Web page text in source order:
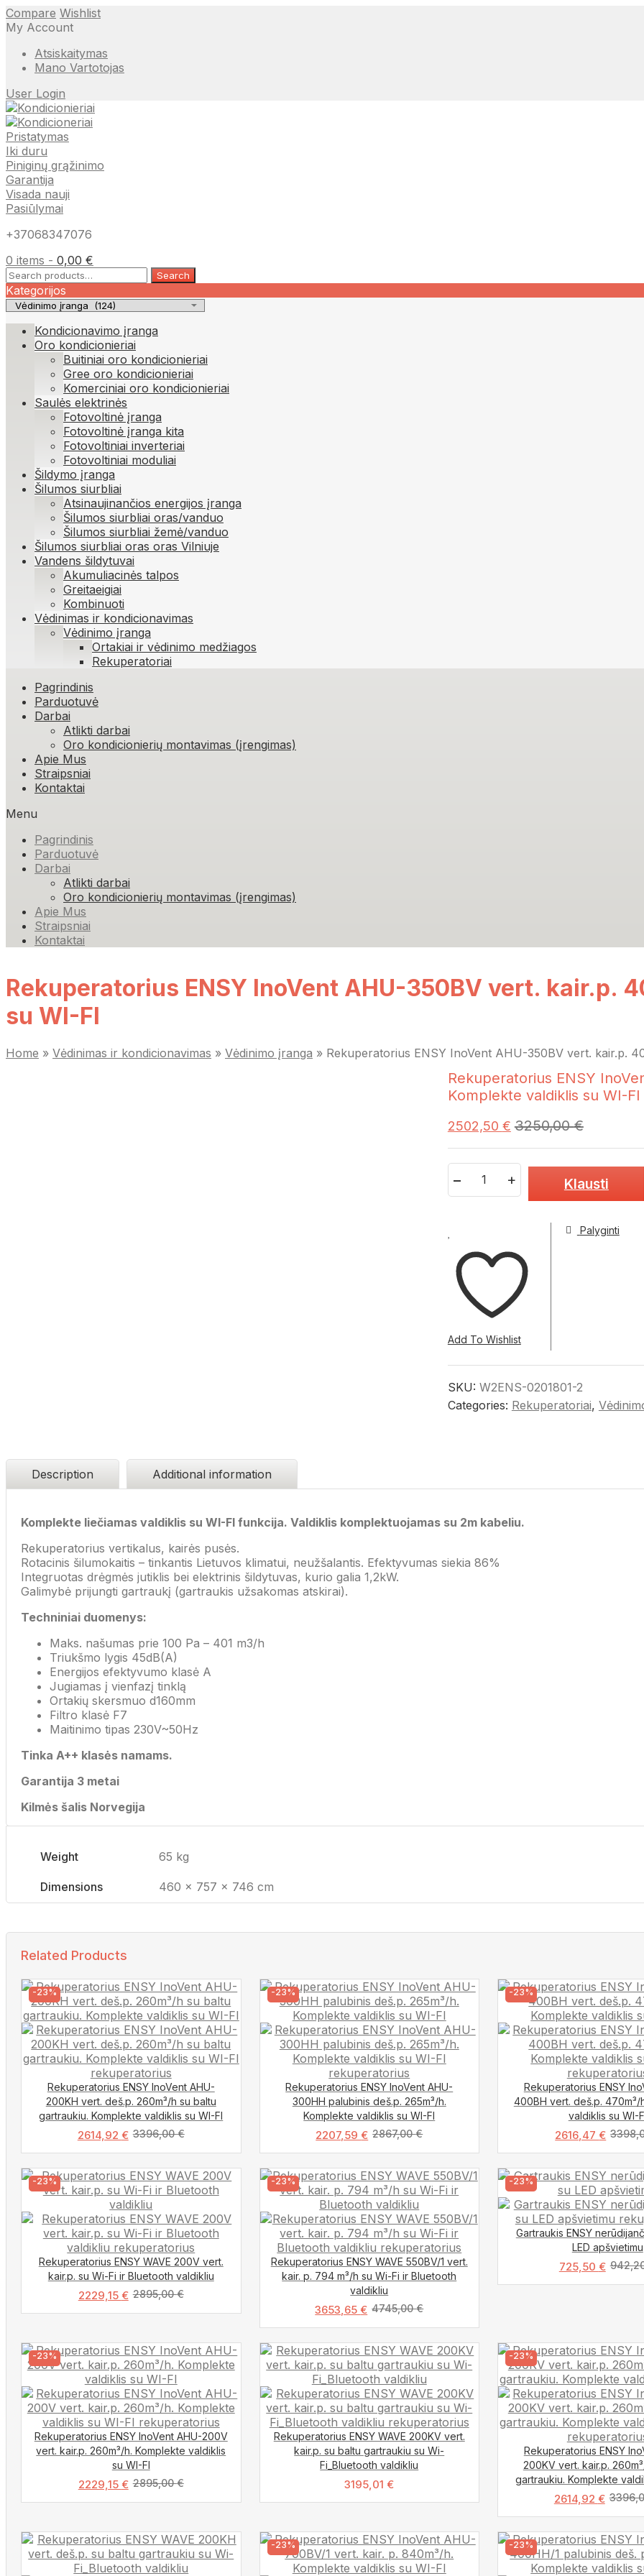
Compare Wishlist
My Account
Atsiskaitymas
Mano Vartotojas
User Login
Pristatymas
Iki duru
Piniginų grąžinimo
Garantija
Visada nauji
Pasiūlymai
+37068347076
0 items - 0,00 €
Search
for:
Search
Kategorijos
Kondicionavimo įranga
Oro kondicionieriai
Buitiniai oro kondicionieriai
Gree oro kondicionieriai
Komerciniai oro kondicionieriai
Saulės elektrinės
Fotovoltinė įranga
Fotovoltinė įranga kita
Fotovoltiniai inverteriai
Fotovoltiniai moduliai
Šildymo įranga
Šilumos siurbliai
Atsinaujinančios energijos įranga
Šilumos siurbliai oras/vanduo
Šilumos siurbliai žemė/vanduo
Šilumos siurbliai oras oras Vilniuje
Vandens šildytuvai
Akumuliacinės talpos
Greitaeigiai
Kombinuoti
Vėdinimas ir kondicionavimas
Vėdinimo įranga
Ortakiai ir vėdinimo medžiagos
Rekuperatoriai
Skip
content
Pagrindinis
Parduotuvė
Darbai
Atlikti darbai
Oro kondicionierių montavimas (įrengimas)
Apie Mus
Straipsniai
Kontaktai
Menu
Pagrindinis
Parduotuvė
Darbai
Atlikti darbai
Oro kondicionierių montavimas (įrengimas)
Apie Mus
Straipsniai
Kontaktai
Rekuperatorius ENSY InoVent AHU-350BV vert. kair.p.
su WI-FI
Home » Vėdinimas ir kondicionavimas » Vėdinimo įranga » Rekuperatorius ENSY InoVent AHU-350BV vert. kair.p.
Rekuperatorius ENSY
Komplekte valdiklis su WI-FI
2502,50 € 3250,00€
Klausti
Add To Wishlist
Palyginti
SKU: W2ENS-0201801-2
Categories: Rekuperatoriai,
Description Additional information
Komplekte liečiamas valdiklis su WI-FI funkcija. Valdiklis komplektuojamas su 2m kabeliu.
Rekuperatorius vertikalus, kairės pusės.
Rotacinis šilumokaitis – tinkantis Lietuvos klimatui, neužšalantis. Efektyvumas siekia 86%
Integruotas drėgmės jutiklis bei elektrinis šildytuvas, kurio galia 1,2kW.
Galimybė prijungti gartraukį (gartraukis užsakomas atskirai).
Techniniai duomenys:
Maks. našumas prie 100 Pa – 401 m3/h
Triukšmo lygis 45dB(A)
Energijos efektyvumo klasė A
Jugiamas į vienfazį tinklą
Ortakių skersmuo d160mm
Filtro klasė F7
Maitinimo tipas 230V~50Hz
Tinka A++ klasės namams.
Garantija 3 metai
Kilmės šalis Norvegija
Weight 65 kg
Dimensions 460 × 757 × 746 cm
Related Products
-23%
Rekuperatorius ENSY InoVent AHU-
200KH vert. deš.p. 260m³/h su baltu
gartraukiu. Komplekte valdiklis su WI-FI
2614,92 € 3396,00€
-23%
Rekuperatorius ENSY InoVent AHU-
300HH palubinis deš.p. 265m³/h.
Komplekte valdiklis su WI-FI
2207,59 € 2867,00€
-23%
Rekuperatorius ENSY
400BH vert. deš.p. 470m³/
valdiklis su WI-
2616,47 €
-23%
Rekuperatorius ENSY WAVE 200V vert.
kair.p. su Wi-Fi ir Bluetooth valdikliu
2229,15 € 2895,00€
-23%
Rekuperatorius ENSY WAVE 550BV/1 vert.
kair. p. 794 m³/h su Wi-Fi ir Bluetooth
valdikliu
3653,65 € 4745,00€
-23%
Gartraukis ENSY
LED apšvietimu
725,50 €
-23%
Rekuperatorius ENSY InoVent AHU-200V
vert. kair.p. 260m³/h. Komplekte valdiklis
su WI-FI
2229,15 € 2895,00€
Rekuperatorius ENSY WAVE 200KV vert.
kair.p. su baltu gartraukiu su Wi-
Fi_Bluetooth valdikliu
3195,01 €
-23%
Rekuperatorius ENSY
200KV vert. kair.p.
gartraukiu. Komplekte
2614,92 €
-23% -23%